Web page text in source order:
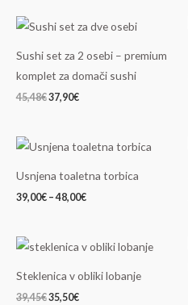
Sushi set za 2 osebi – premium
komplet za domači sushi
45,48€
Izvirna
cena
bila:
45,48€.
37,90€
Trenutna
cena
37,90€.
Usnjena toaletna torbica
39,00€ – 48,00€
Cenovni
razpon:
39,00€
do
Steklenica v obliki lobanje
39,45€
Izvirna
cena
bila:
39,45€.
35,50€
Trenutna
cena
35,50€.